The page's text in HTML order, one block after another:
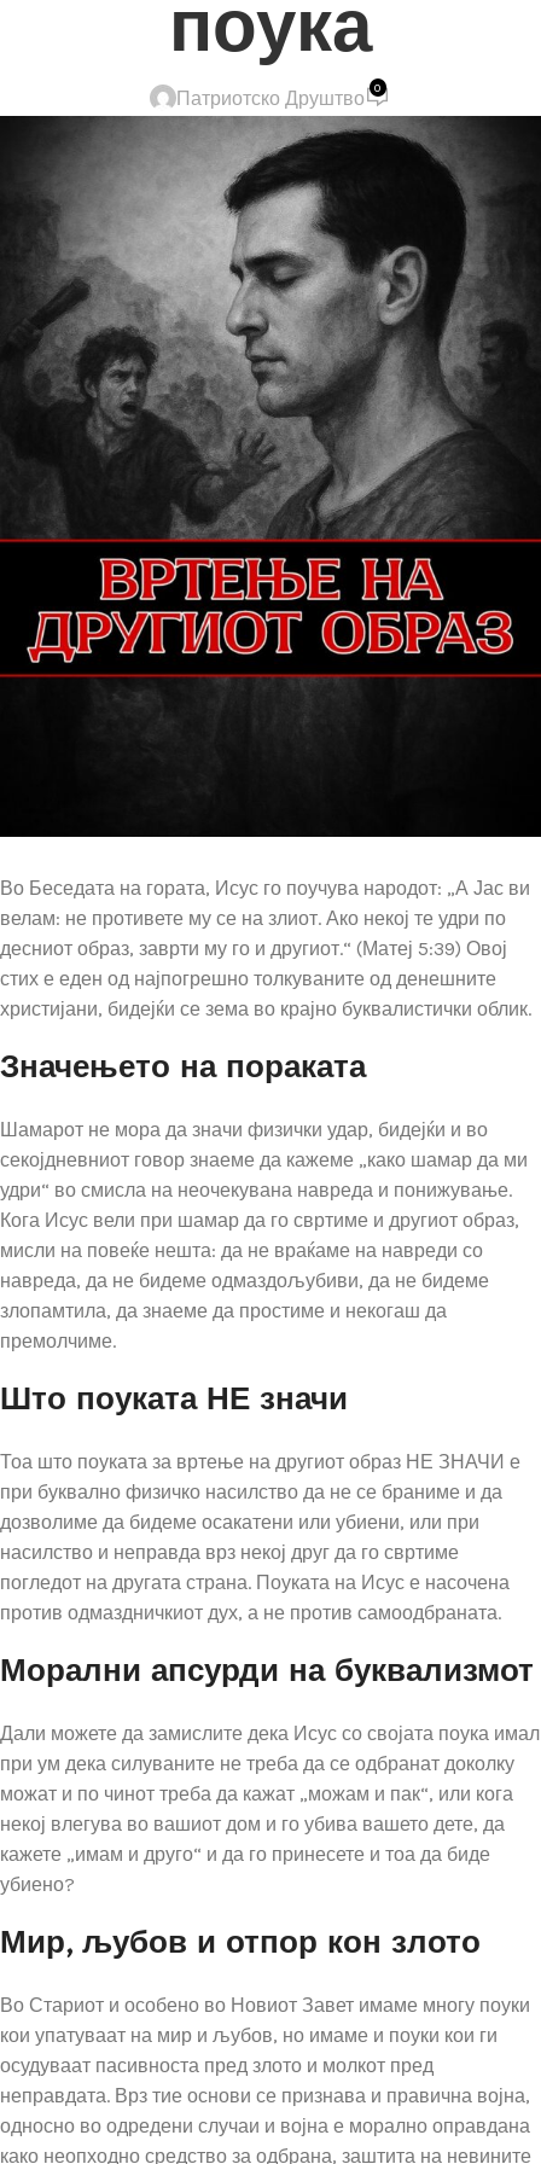
поука
Патриотско Друштво 0
Во Беседата на гората, Исус го поучува народот: „А Јас ви
велам: не противете му се на злиот. Ако некој те удри по
дес­ниот образ, заврти му го и другиот.“ (Матеј 5:39) Овој
стих е еден од најпогрешно толкуваните од денешните
христијани, бидејќи се зема во крајно буквалистички облик.
Значењето на пораката
Шамарот не мора да значи физички удар, бидејќи и во
секојдневниот говор знаеме да кажеме „како шамар да ми
удри“ во смисла на неочекувана навреда и понижување.
Кога Исус вели при шамар да го свртиме и другиот образ,
мисли на повеќе нешта: да не враќаме на навреди со
навреда, да не бидеме одмаздољубиви, да не бидеме
злопамтила, да знаеме да простиме и некогаш да
премолчиме.
Што поуката НЕ значи
Тоа што поуката за вртење на другиот образ НЕ ЗНАЧИ е
при буквално физичко насилство да не се браниме и да
дозволиме да бидеме осакатени или убиени, или при
насилство и неправда врз некој друг да го свртиме
погледот на другата страна. Поуката на Исус е насочена
против одмаздничкиот дух, а не против самоодбраната.
Морални апсурди на буквализмот
Дали можете да замислите дека Исус со својата поука имал
при ум дека силуваните не треба да се одбранат доколку
можат и по чинот треба да кажат „можам и пак“, или кога
некој влегува во вашиот дом и го убива вашето дете, да
кажете „имам и друго“ и да го принесете и тоа да биде
убиено?
Мир, љубов и отпор кон злото
Во Стариот и особено во Новиот Завет имаме многу поуки
кои упатуваат на мир и љубов, но имаме и поуки кои ги
осудуваат пасивноста пред злото и молкот пред
неправдата. Врз тие основи се признава и правична војна,
односно во одредени случаи и војна е морално оправдана
како неопходно средство за одбрана, заштита на невините